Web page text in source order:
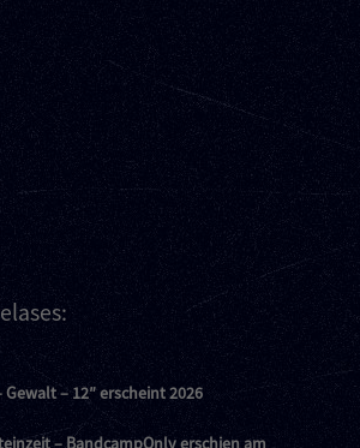
Gewalt – 12″ erscheint 2026
– BandcampOnly erschien am